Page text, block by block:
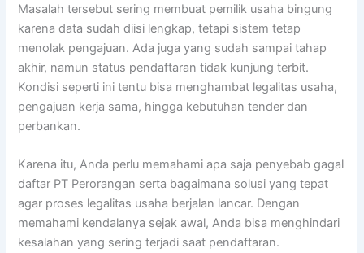
Masalah tersebut sering membuat pemilik usaha bingung
karena data sudah diisi lengkap, tetapi sistem tetap
menolak pengajuan. Ada juga yang sudah sampai tahap
akhir, namun status pendaftaran tidak kunjung terbit.
Kondisi seperti ini tentu bisa menghambat legalitas usaha,
pengajuan kerja sama, hingga kebutuhan tender dan
perbankan.
Karena itu, Anda perlu memahami apa saja penyebab gagal
daftar PT Perorangan serta bagaimana solusi yang tepat
agar proses legalitas usaha berjalan lancar. Dengan
memahami kendalanya sejak awal, Anda bisa menghindari
kesalahan yang sering terjadi saat pendaftaran.